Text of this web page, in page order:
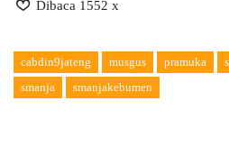
Dibaca 1552 x
cabdin9jateng musgus pramuka
smanja
smanjakebumen